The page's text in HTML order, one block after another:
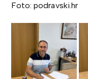
Foto: podravski.hr